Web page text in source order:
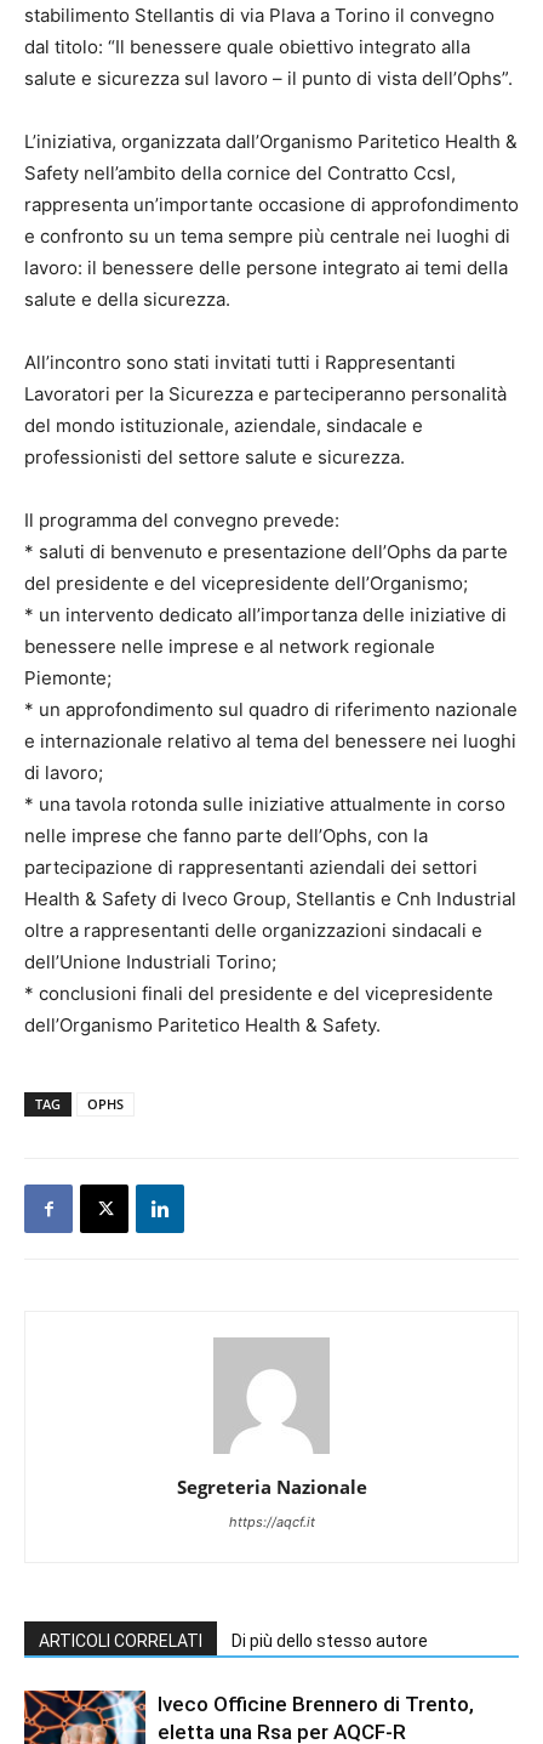
stabilimento Stellantis di via Plava a Torino il convegno
dal titolo: “Il benessere quale obiettivo integrato alla
salute e sicurezza sul lavoro – il punto di vista dell’Ophs”.
L’iniziativa, organizzata dall’Organismo Paritetico Health &
Safety nell’ambito della cornice del Contratto Ccsl,
rappresenta un’importante occasione di approfondimento
e confronto su un tema sempre più centrale nei luoghi di
lavoro: il benessere delle persone integrato ai temi della
salute e della sicurezza.
All’incontro sono stati invitati tutti i Rappresentanti
Lavoratori per la Sicurezza e parteciperanno personalità
del mondo istituzionale, aziendale, sindacale e
professionisti del settore salute e sicurezza.
Il programma del convegno prevede:
* saluti di benvenuto e presentazione dell’Ophs da parte
del presidente e del vicepresidente dell’Organismo;
* un intervento dedicato all’importanza delle iniziative di
benessere nelle imprese e al network regionale
Piemonte;
* un approfondimento sul quadro di riferimento nazionale
e internazionale relativo al tema del benessere nei luoghi
di lavoro;
* una tavola rotonda sulle iniziative attualmente in corso
nelle imprese che fanno parte dell’Ophs, con la
partecipazione di rappresentanti aziendali dei settori
Health & Safety di Iveco Group, Stellantis e Cnh Industrial
oltre a rappresentanti delle organizzazioni sindacali e
dell’Unione Industriali Torino;
* conclusioni finali del presidente e del vicepresidente
dell’Organismo Paritetico Health & Safety.
TAG OPHS
Segreteria Nazionale
https://aqcf.it
ARTICOLI CORRELATI Di più dello stesso autore
Iveco Officine Brennero di Trento,
eletta una Rsa per AQCF-R